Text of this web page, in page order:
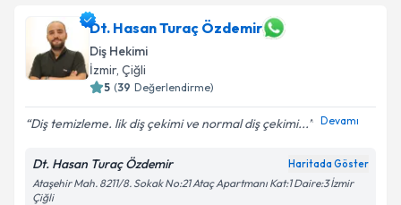
Dt. Hasan Turaç Özdemir
Diş Hekimi
İzmir, Çiğli
5 (39 Değerlendirme)
Diş temizleme. lik diş çekimi ve normal diş çekimi... Devamı
Dt. Hasan Turaç Özdemir Haritada Göster
Ataşehir Mah. 8211/8. Sokak No:21 Ataç Apartmanı Kat:1 Daire:3 İzmir
Çiğli